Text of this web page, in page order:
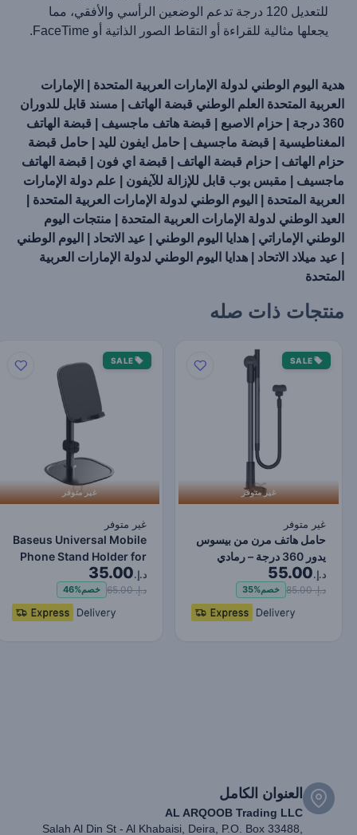
للتعديل 120 درجة تدعم الوضعين الرأسي والأفقي، مما
يجعلها مثالية للقراءة أو التقاط الصور الذاتية أو FaceTime.
هدية اليوم الوطني لدولة الإمارات العربية المتحدة | الإمارات
العربية المتحدة العلم الوطني قبضة الهاتف | مسند قابل للدوران
360 درجة | حزام الاصبع | قبضة هاتف ماجسيف | قبضة الهاتف
المغناطيسية | قبضة ماجسيف | حامل ايفون لليد | حامل قبضة
حزام الهاتف | حزام قبضة الهاتف | قبضة اي فون | قبضة الهاتف
ماجسيف | مقبس بوب قابل للإزالة للآيفون | علم دولة الإمارات
العربية المتحدة | اليوم الوطني لدولة الإمارات العربية المتحدة |
العيد الوطني لدولة الإمارات العربية المتحدة | منتجات اليوم
الوطني الإماراتي | هدايا اليوم الوطني | عيد الاتحاد | اليوم الوطني
| عيد ميلاد الاتحاد | هدايا اليوم الوطني لدولة الإمارات العربية
المتحدة
منتجات ذات صله
SALE
غير متوفر
غير متوفر
حامل هاتف مرن من بيسوس
يدور 360 درجة – رمادي
داكن، بذراع طويلة ق…
د.إ.55.00
د.إ. 85.00 خصم35%
SALE
غير متوفر
غير متوفر
Baseus Universal Mobile
Phone Stand Holder for
iPhone iPad Flexi…
د.إ.35.00
د.إ. 65.00 خصم46%
العنوان الكامل
AL ARQOOB Trading LLC
Salah Al Din St - Al Khabaisi, Deira, P.O. Box 33488,